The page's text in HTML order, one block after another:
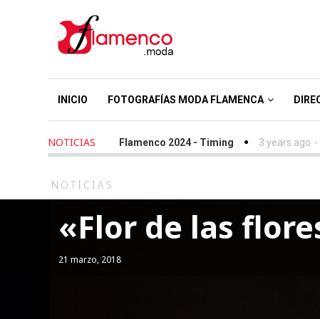
INICIO FOTOGRAFÍAS MODA FLAMENCA
NOTICIAS
We Love Flamenco 2024 - Timing 3 years ago - Simof
NOTICIAS
«Flor de las
21 marzo, 2018